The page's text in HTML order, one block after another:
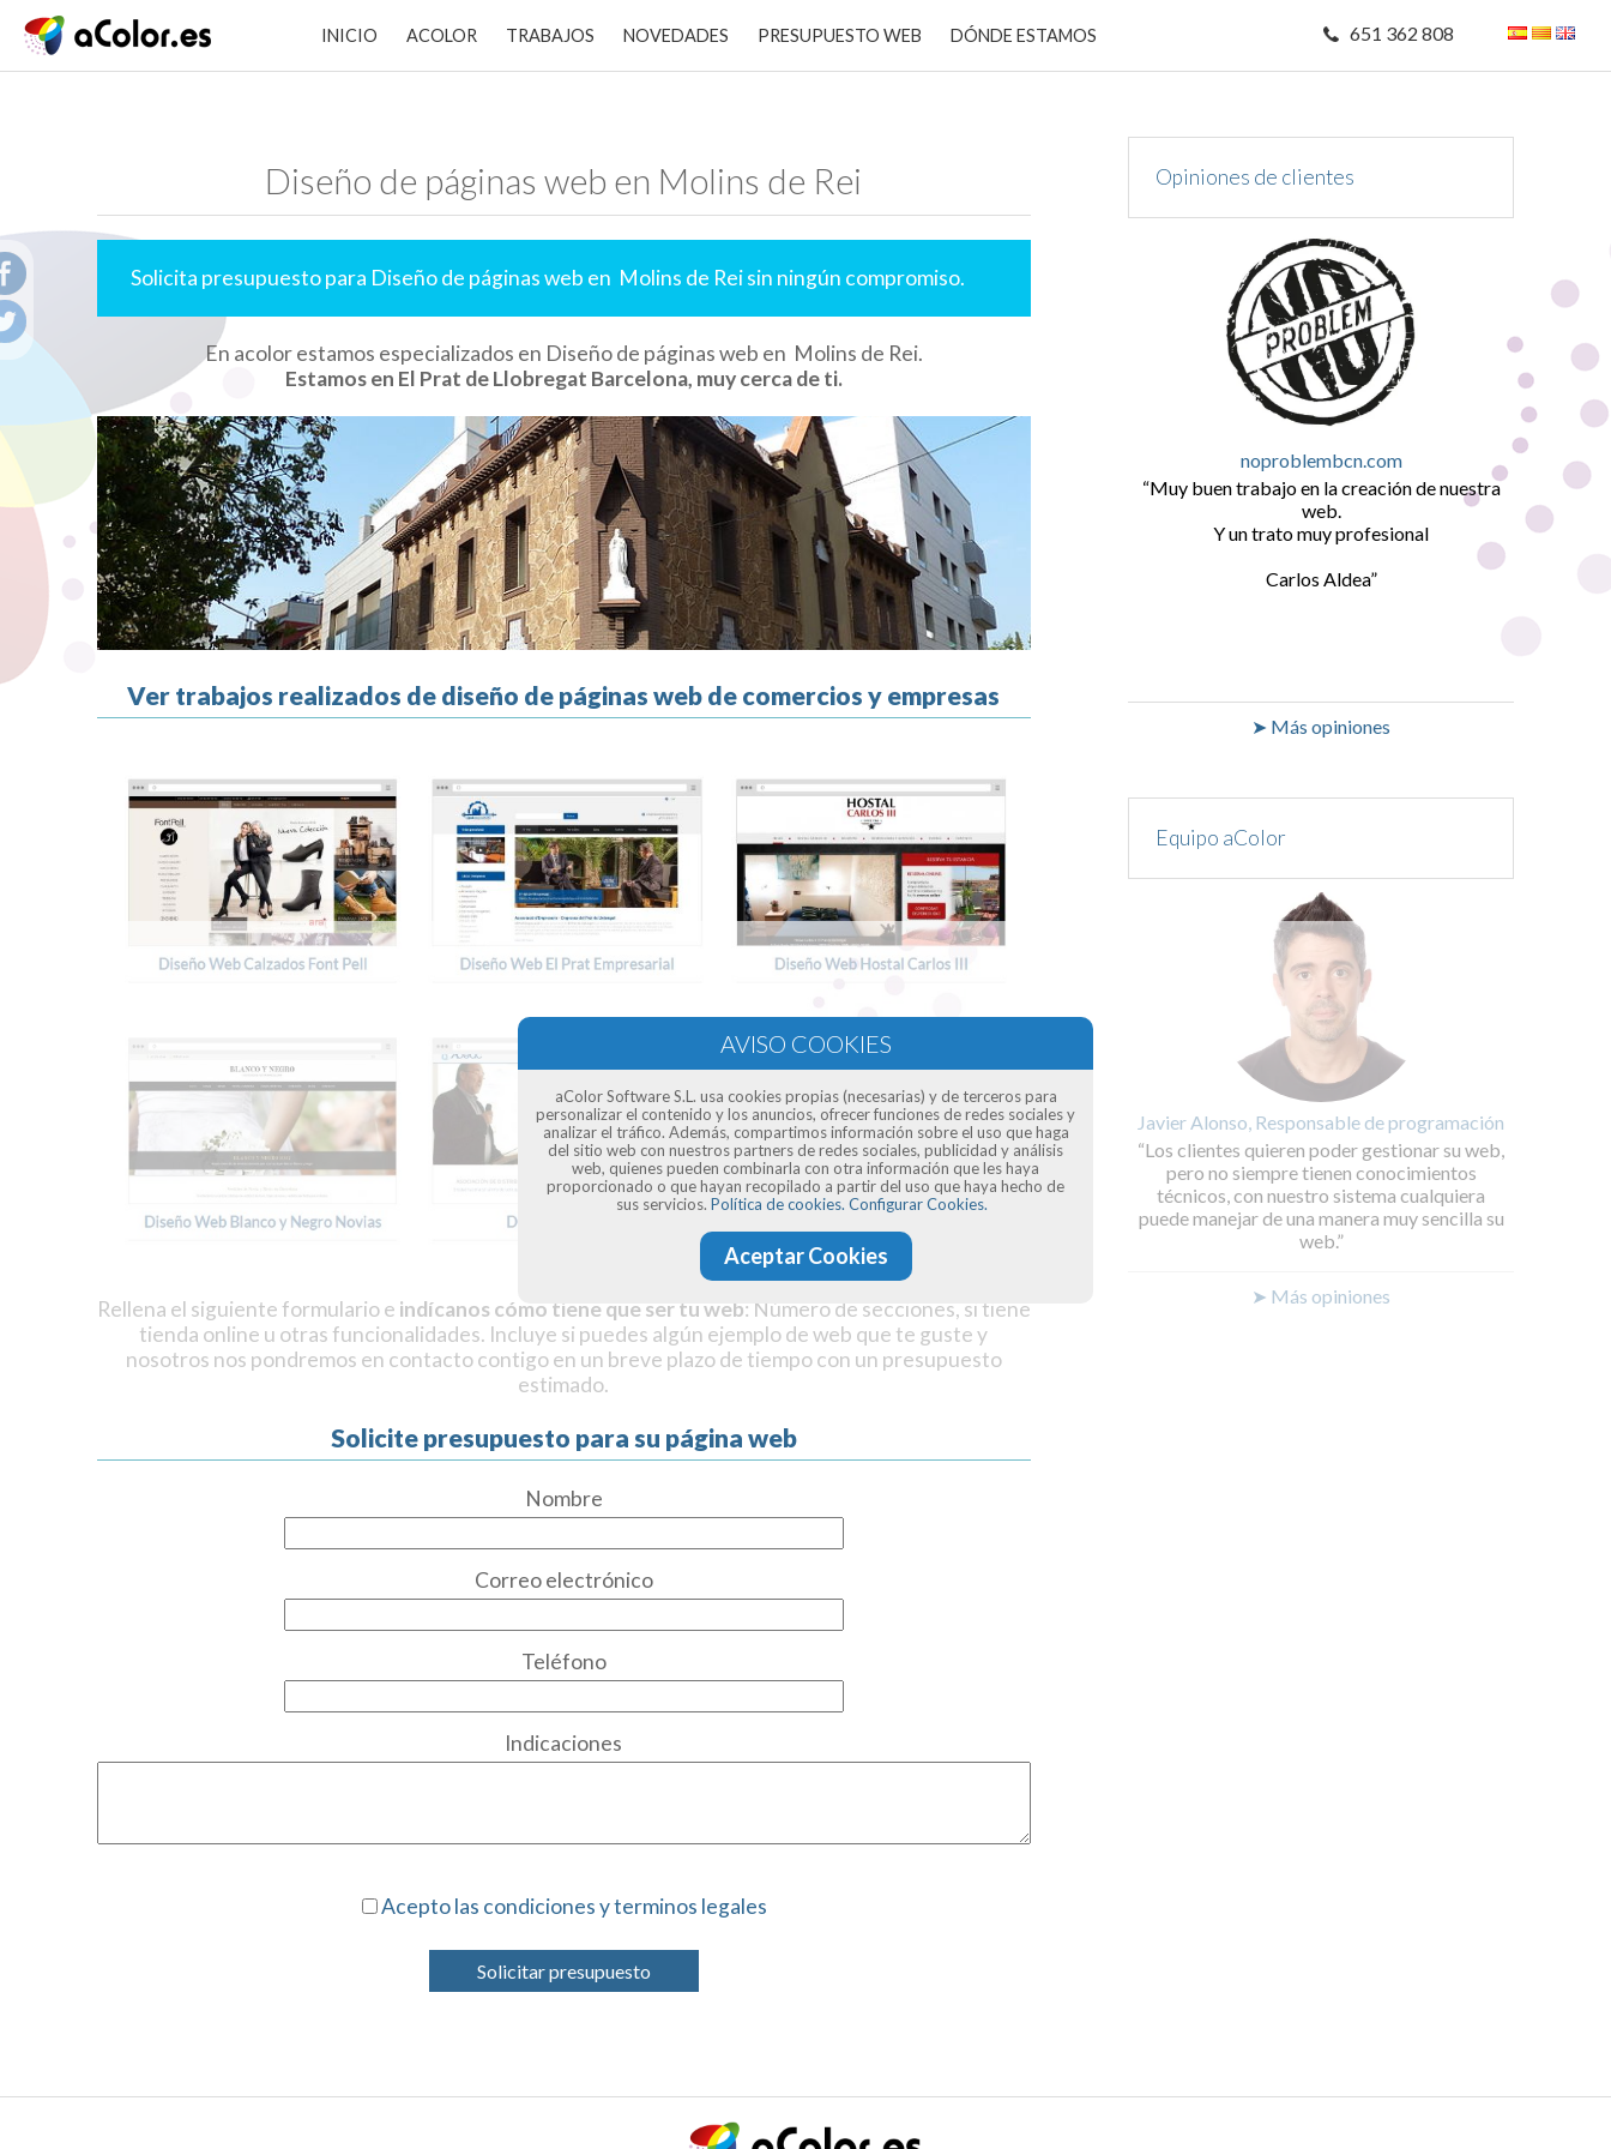
INICIO ACOLOR TRABAJOS NOVEDADES PRESUPUESTO WEB DÓNDE ESTAMOS 651 362 808
Diseño de páginas web en Molins de Rei
Solicita presupuesto para Diseño de páginas web en Molins de Rei sin ningún compromiso.
En acolor estamos especializados en Diseño de páginas web en Molins de Rei.
Estamos en El Prat de Llobregat Barcelona, muy cerca de ti.
Ver trabajos realizados de diseño de páginas web de comercios y empresas
Rellena el siguiente formulario e indícanos cómo tiene que ser tu web: Número de secciones, si tiene
tienda online u otras funcionalidades. Incluye si puedes algún ejemplo de web que te guste y
nosotros nos pondremos en contacto contigo en un breve plazo de tiempo con un presupuesto
estimado.
Solicite presupuesto para su página web
Nombre
Correo electrónico
Teléfono
Indicaciones
Acepto las condiciones y terminos legales
Solicitar presupuesto
Opiniones de clientes
noproblembcn.com
Muy buen trabajo en la creación de nuestra
web.
Y un trato muy profesional
Carlos Aldea
➤ Más opiniones
Equipo aColor
Javier Alonso, Responsable de programación
Los clientes quieren poder gestionar su web,
pero no siempre tienen conocimientos
técnicos, con nuestro sistema cualquiera
puede manejar de una manera muy sencilla su
web.
➤ Más opiniones
aColor Software S.L. usa cookies propias (necesarias) y de terceros para
personalizar el contenido y los anuncios, ofrecer funciones de redes sociales y
analizar el tráfico. Además, compartimos información sobre el uso que haga
del sitio web con nuestros partners de redes sociales, publicidad y análisis
web, quienes pueden combinarla con otra información que les haya
proporcionado o que hayan recopilado a partir del uso que haya hecho de
sus servicios. Política de cookies. Configurar Cookies.
Aceptar Cookies